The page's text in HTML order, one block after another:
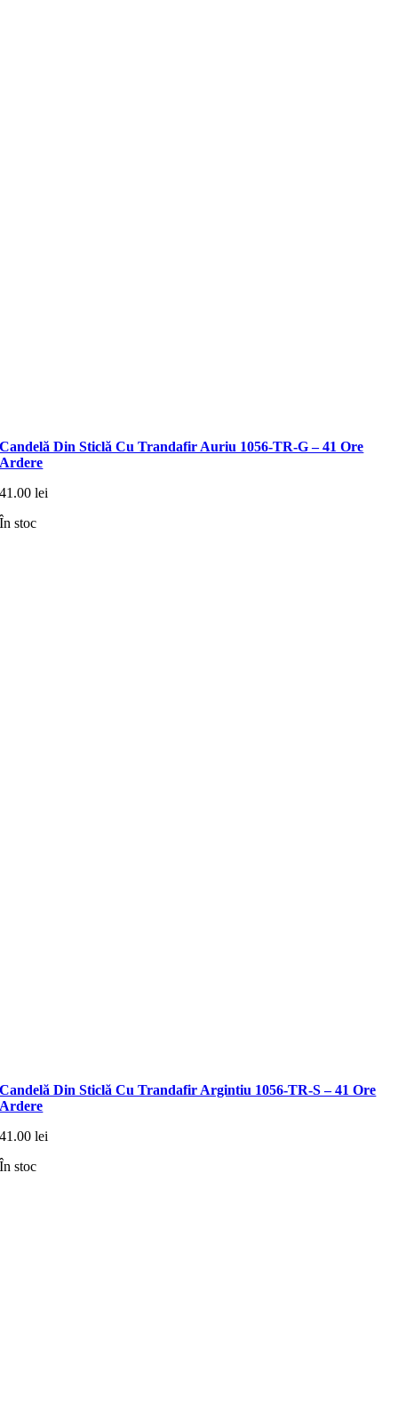
Candelă Din Sticlă Cu Trandafir Auriu 1056-TR-G – 41 Ore
Ardere
41.00lei
În stoc
Candelă Din Sticlă Cu Trandafir Argintiu 1056-TR-S – 41 Ore
Ardere
41.00lei
În stoc